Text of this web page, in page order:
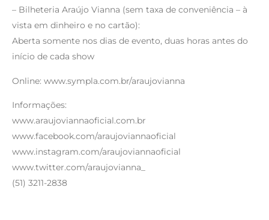
– Bilheteria Araújo Vianna (sem taxa de conveniência – à
vista em dinheiro e no cartão):
Aberta somente nos dias de evento, duas horas antes do
início de cada show
Online: www.sympla.com.br/araujovianna
Informações:
www.araujoviannaoficial.com.br
www.facebook.com/araujoviannaoficial
www.instagram.com/araujoviannaoficial
www.twitter.com/araujovianna_
(51) 3211-2838